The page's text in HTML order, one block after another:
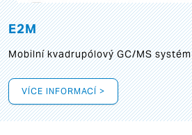
E2M
Mobilní kvadrupólový GC/MS systém
VÍCE INFORMACÍ >